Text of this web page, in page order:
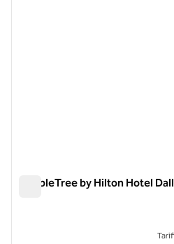
DoubleTree by Hilton Hotel